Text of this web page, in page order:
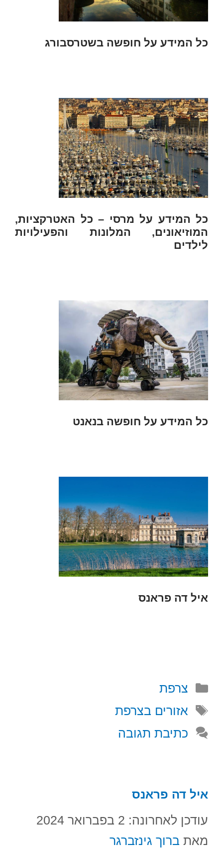
כל המידע על חופשה בשטרסבורג
כל המידע על מרסי – כל האטרקציות,
המוזיאונים, המלונות והפעילויות
לילדים
כל המידע על חופשה בנאנט
איל דה פראנס
קטגוריות
צרפת
תגיות
אזורים בצרפת
כתיבת תגובה
איל דה פראנס
עודכן לאחרונה: 2 בפברואר 2024
מאת ברוך גינזברגר